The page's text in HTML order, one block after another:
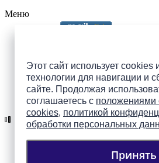
Этот сайт использует cookies
технологии для навигации и
сайте. Продолжая
соглашаетесь с положениями
cookies, политикой
обработки персональных
Принять
Меню
Подпишись на группы
ПАИ в соцсетях!